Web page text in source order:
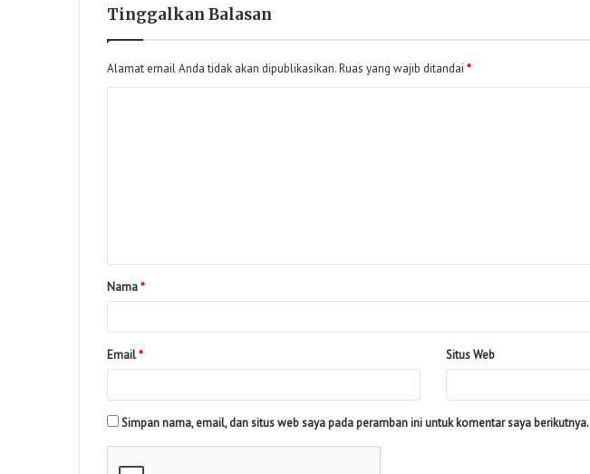
Tinggalkan Balasan
Alamat email Anda tidak akan dipublikasikan.Ruas yang wajib ditandai *
Nama*
Email* Situs Web
Simpan nama, email, dan situs web saya pada peramban ini untuk komentar saya berikutnya.